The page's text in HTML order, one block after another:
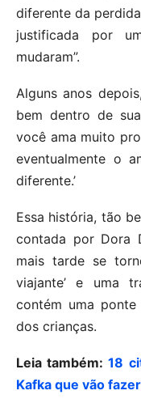
diferente da
justificada por
mudaram”.
Alguns anos
bem dentro de
você ama muito
eventualmente o
diferente.’
Essa história, tão
contada por Dora
mais tarde se
viajante’ e uma
contém uma
dos crianças.
Leia também:18
Kafka que vão